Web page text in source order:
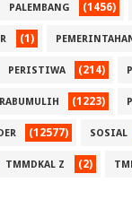
PALEMBANG (1456)
(1)
PERISTIWA (214)
(1223)
(12577) SOSIAL
TMMDKAL Z (2)